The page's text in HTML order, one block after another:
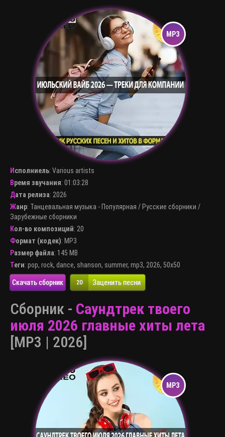
Исполниель: Various artists
Время звучания: 01:03:28
Дата релиза: 2026
Жанр: Танцевальная музыка - Популярная / Русские сборники /
Зарубежные сборники
Кол-во композиций: 20
Формат (кодек): MP3
Размер файла: 145 MB
Теги: pop, rock, dance, shanson, summer, mp3, 2026, 50x50
Скачать сборник 20 Заценить песни
Сборник - Саундтрек твоего
июля 2026 главные хиты лета
[MP3 | 2026]